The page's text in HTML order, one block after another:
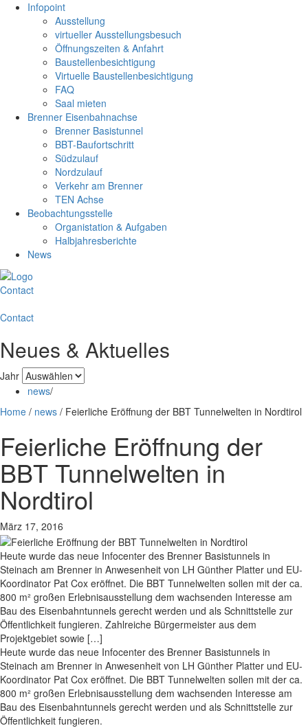
Infopoint
Ausstellung
virtueller Ausstellungsbesuch
Öffnungszeiten & Anfahrt
Baustellenbesichtigung
Virtuelle Baustellenbesichtigung
FAQ
Saal mieten
Brenner Eisenbahnachse
Brenner Basistunnel
BBT-Baufortschritt
Südzulauf
Nordzulauf
Verkehr am Brenner
TEN Achse
Beobachtungsstelle
Organistation & Aufgaben
Halbjahresberichte
News
Contact
Contact
Neues & Aktuelles
Jahr
news/
Home / news / Feierliche Eröffnung der BBT Tunnelwelten in Nordtirol
Feierliche Eröffnung der
BBT Tunnelwelten in
Nordtirol
März 17, 2016
Heute wurde das neue Infocenter des Brenner Basistunnels in
Steinach am Brenner in Anwesenheit von LH Günther Platter und EU-
Koordinator Pat Cox eröffnet. Die BBT Tunnelwelten sollen mit der ca.
800 m² großen Erlebnisausstellung dem wachsenden Interesse am
Bau des Eisenbahntunnels gerecht werden und als Schnittstelle zur
Öffentlichkeit fungieren. Zahlreiche Bürgermeister aus dem
Projektgebiet sowie […]
Heute wurde das neue Infocenter des Brenner Basistunnels in
Steinach am Brenner in Anwesenheit von LH Günther Platter und EU-
Koordinator Pat Cox eröffnet. Die BBT Tunnelwelten sollen mit der ca.
800 m² großen Erlebnisausstellung dem wachsenden Interesse am
Bau des Eisenbahntunnels gerecht werden und als Schnittstelle zur
Öffentlichkeit fungieren.